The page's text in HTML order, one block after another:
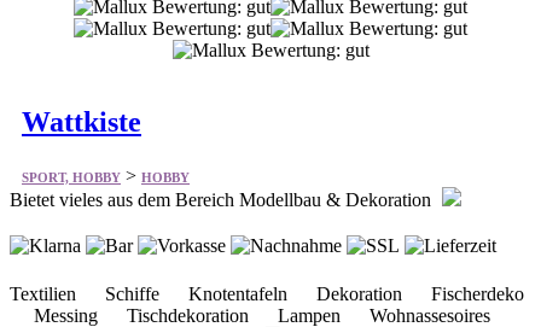
Wattkiste
SPORT, HOBBY > HOBBY
Bietet vieles aus dem Bereich Modellbau & Dekoration
Textilien Schiffe Knotentafeln Dekoration Fischerdeko
Messing Tischdekoration Lampen Wohnassesoires